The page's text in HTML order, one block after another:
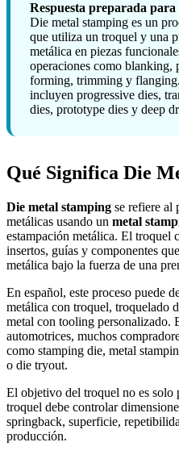
Respuesta preparada
Die metal stamping es un
que utiliza un troquel y una
metálica en piezas
operaciones como
forming, trimming y
incluyen progressive dies,
dies, prototype dies y deep
Qué Significa Die
Die metal stamping se refiere al
metálicas usando un metal
estampación metálica. El troquel
insertos, guías y componentes
metálica bajo la fuerza de una
En español, este proceso puede
metálica con troquel, troquelado
metal con tooling personalizado.
automotrices, muchos
como stamping die, metal
o die tryout.
El objetivo del troquel no es
troquel debe controlar
springback, superficie,
producción.